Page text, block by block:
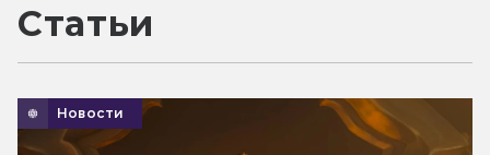
Статьи
Новости